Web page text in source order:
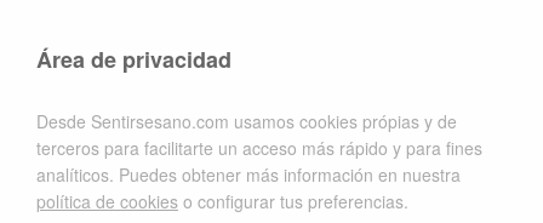
ortodoncia muy efectiva y recomendable en muchos casos. Solo
hace falta colocar los alineadores cada día y el sistema actuará
<a href=»http://www.dirde.com» title=»Directorio Web
Gratis»>Directorio Web Gratis</a>
Área de privacidad
Desde Sentirsesano.com usamos cookies própias y de
terceros para facilitarte un acceso más rápido y para fines
analíticos. Puedes obtener más información en nuestra
política de cookies o configurar tus preferencias.